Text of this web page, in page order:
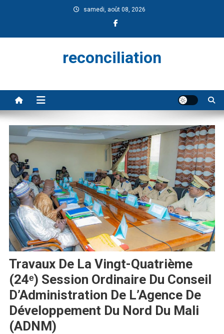
samedi, août 08, 2026
reconciliation
Travaux De La Vingt-Quatrième
(24ᵉ) Session Ordinaire Du Conseil
D’Administration De L’Agence De
Développement Du Nord Du Mali
(ADNM)